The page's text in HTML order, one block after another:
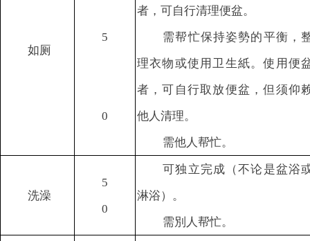
如厕
5
0
者，可自行清理便盆。
需帮忙保持姿勢的平衡，
理衣物或使用卫生紙。使用便
者，可自行取放便盆，但须仰
他人清理。
需他人帮忙。
洗澡
5
0
可独立完成（不论是盆浴
淋浴）。
需別人帮忙。